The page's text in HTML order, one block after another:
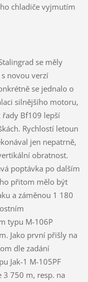
chladiče vyjmutím
se měly
novou verzí
se jednalo o
silnějšího motoru,
Bf109 lepší
Rychlostí letoun
jen nepatrně,
obratnost.
poptávka po dalším
přitom mělo být
a záměnou 1 180
typu M-106P
Jako první přišly na
dle zadání
Jak-1 M-105PF
3 750 m, resp. na